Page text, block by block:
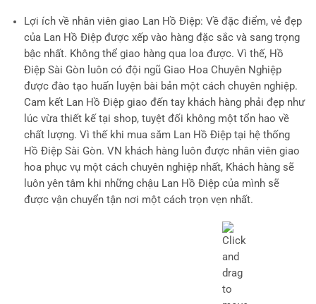
Lợi ích về nhân viên giao Lan Hồ Điệp: Về đặc điểm, vẻ đẹp
của Lan Hồ Điệp được xếp vào hàng đặc sắc và sang trọng
bậc nhất. Không thể giao hàng qua loa được. Vì thế, Hồ
Điệp Sài Gòn luôn có đội ngũ Giao Hoa Chuyên Nghiệp
được đào tạo huấn luyện bài bản một cách chuyên nghiệp.
Cam kết Lan Hồ Điệp giao đến tay khách hàng phải đẹp như
lúc vừa thiết kế tại shop, tuyệt đối không một tổn hao về
chất lượng. Vì thế khi mua sắm Lan Hồ Điệp tại hệ thống
Hồ Điệp Sài Gòn. VN khách hàng luôn được nhân viên giao
hoa phục vụ một cách chuyên nghiệp nhất, Khách hàng sẽ
luôn yên tâm khi những chậu Lan Hồ Điệp của mình sẽ
được vận chuyển tận nơi một cách trọn vẹn nhất.